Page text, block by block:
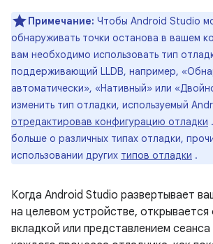
Примечание: Чтобы Android Studio
обнаруживать точки останова в вашем
вам необходимо использовать тип
поддерживающий LLDB, например,
автоматически», «Нативный» или
изменить тип отладки, используемый
отредактировав конфигурацию отладки
больше о различных типах отладки,
использовании других типов отладки .
Когда Android Studio развертывает
на целевом устройстве, открывается
вкладкой или представлением